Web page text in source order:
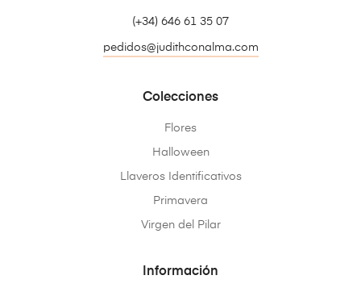
(+34) 646 61 35 07
pedidos@judithconalma.com
Colecciones
Flores
Halloween
Llaveros Identificativos
Primavera
Virgen del Pilar
Información